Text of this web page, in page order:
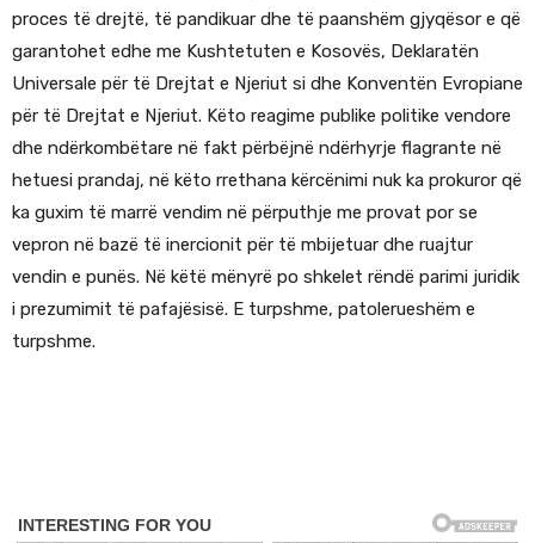
proces të drejtë, të pandikuar dhe të paanshëm gjyqësor e që
garantohet edhe me Kushtetuten e Kosovës, Deklaratën
Universale për të Drejtat e Njeriut si dhe Konventën Evropiane
për të Drejtat e Njeriut. Këto reagime publike politike vendore
dhe ndërkombëtare në fakt përbëjnë ndërhyrje flagrante në
hetuesi prandaj, në këto rrethana kërcënimi nuk ka prokuror që
ka guxim të marrë vendim në përputhje me provat por se
vepron në bazë të inercionit për të mbijetuar dhe ruajtur
vendin e punës. Në këtë mënyrë po shkelet rëndë parimi juridik
i prezumimit të pafajësisë. E turpshme, patolerueshëm e
turpshme.